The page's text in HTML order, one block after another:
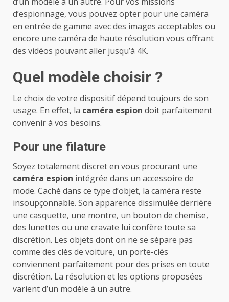
d’espionnage, vous pouvez opter pour une caméra
en entrée de gamme avec des images acceptables ou
encore une caméra de haute résolution vous offrant
des vidéos pouvant aller jusqu’à 4K.
Quel modèle choisir ?
Le choix de votre dispositif dépend toujours de son
usage. En effet, la caméra espion doit parfaitement
convenir à vos besoins.
Pour une filature
Soyez totalement discret en vous procurant une
caméra espion intégrée dans un accessoire de
mode. Caché dans ce type d’objet, la caméra reste
insoupçonnable. Son apparence dissimulée derrière
une casquette, une montre, un bouton de chemise,
des lunettes ou une cravate lui confère toute sa
discrétion. Les objets dont on ne se sépare pas
comme des clés de voiture, un porte-clés
conviennent parfaitement pour des prises en toute
discrétion. La résolution et les options proposées
varient d’un modèle à un autre.